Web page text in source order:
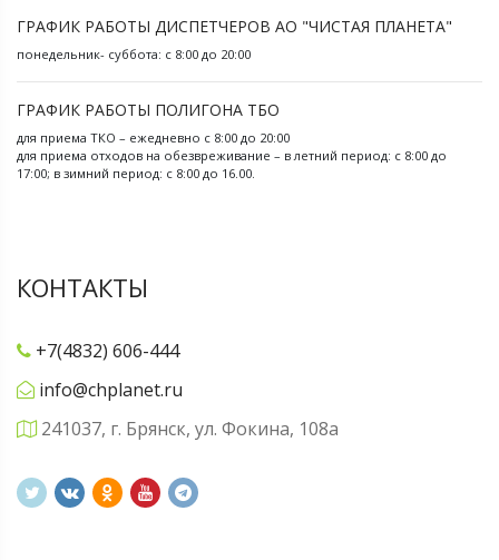
ГРАФИК РАБОТЫ ДИСПЕТЧЕРОВ АО "ЧИСТАЯ ПЛАНЕТА"
понедельник- суббота: с 8:00 до 20:00
ГРАФИК РАБОТЫ ПОЛИГОНА ТБО
для приема ТКО – ежедневно с 8:00 до 20:00
для приема отходов на обезвреживание – в летний период: с 8:00 до
17:00; в зимний период: с 8:00 до 16.00.
КОНТАКТЫ
+7(4832) 606-444
info@chplanet.ru
241037, г. Брянск, ул. Фокина, 108а